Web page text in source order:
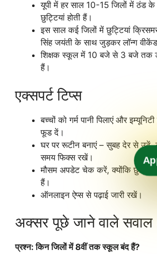
यूपी में हर साल 10-15 जिलों में ठंड के
छुट्टियां होती हैं।
इस साल कई जिलों में छुट्टियां
सिंह जयंती के साथ जुड़कर लॉन्ग वीकेंड
शिक्षक स्कूल में 10 बजे से 3 बजे तक
हैं।
एक्सपर्ट टिप्स
बच्चों को गर्म पानी पिलाएं और
फूड दें।
घर पर रूटीन बनाएं – सुबह देर से उठें,
समय फिक्स रखें।
मौसम अपडेट चेक करें, क्योंकि
हैं।
ऑनलाइन ऐप्स से पढ़ाई जारी रखें।
अक्सर पूछे जाने वाले
प्रश्न: किन जिलों में 8वीं तक स्कूल बंद हैं?